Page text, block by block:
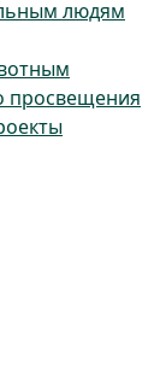
людям
просвещения